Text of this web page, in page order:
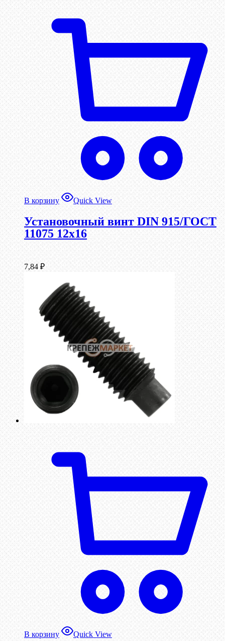
В корзину Quick View
Установочный винт DIN 915/ГОСТ
11075 12х16
7,84 ₽
В корзину Quick View